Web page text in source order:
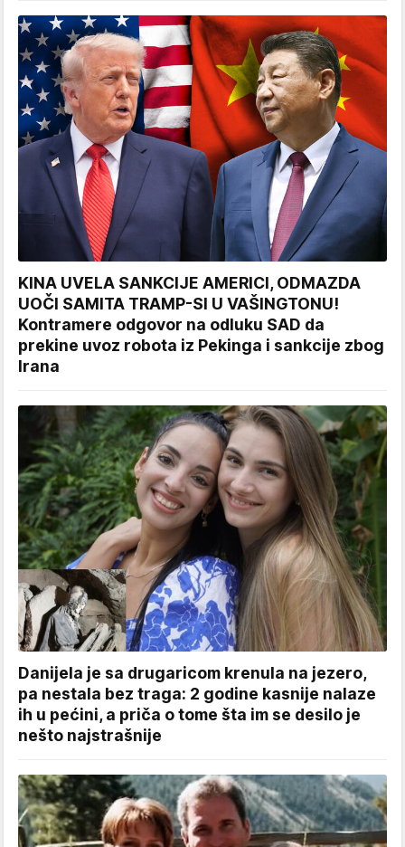
KINA UVELA SANKCIJE AMERICI, ODMAZDA
UOČI SAMITA TRAMP-SI U VAŠINGTONU!
Kontramere odgovor na odluku SAD da
prekine uvoz robota iz Pekinga i sankcije zbog
Irana
Danijela je sa drugaricom krenula na jezero,
pa nestala bez traga: 2 godine kasnije nalaze
ih u pećini, a priča o tome šta im se desilo je
nešto najstrašnije